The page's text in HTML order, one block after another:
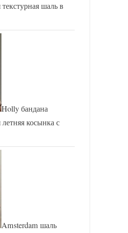
шаль в
Holly бандана
косынка с
Amsterdam шаль